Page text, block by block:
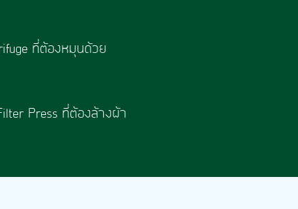
ที่ต้องหมุนด้วย
Press ที่ต้องล้างผ้า